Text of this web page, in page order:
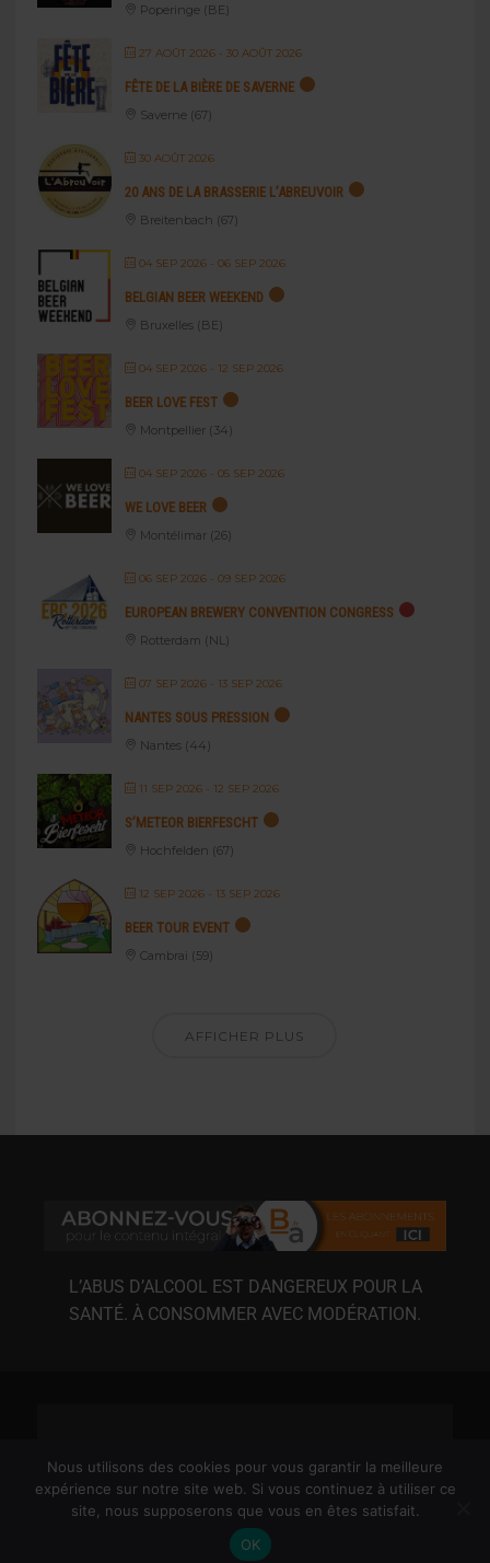
Poperinge (BE)
27 AOÛT 2026- 30 AOÛT 2026
FÊTE DE LA BIÈRE DE SAVERNE
Saverne (67)
30 AOÛT 2026
20 ANS DE LA BRASSERIE L’ABREUVOIR
Breitenbach (67)
04 SEP 2026- 06 SEP 2026
BELGIAN BEER WEEKEND
Bruxelles (BE)
04 SEP 2026- 12 SEP 2026
BEER LOVE FEST
Montpellier (34)
04 SEP 2026- 05 SEP 2026
WE LOVE BEER
Montélimar (26)
06 SEP 2026- 09 SEP 2026
EUROPEAN BREWERY CONVENTION CONGRESS
Rotterdam (NL)
07 SEP 2026- 13 SEP 2026
NANTES SOUS PRESSION
Nantes (44)
11 SEP 2026- 12 SEP 2026
S’METEOR BIERFESCHT
Hochfelden (67)
12 SEP 2026- 13 SEP 2026
BEER TOUR EVENT
Cambrai (59)
AFFICHER PLUS
L’ABUS D’ALCOOL EST DANGEREUX POUR LA
SANTÉ. À CONSOMMER AVEC MODÉRATION.
MENTIONS LÉGALES
© 2020-2026 3XL MÉDIAS / BIÈRE ACTU
Nous utilisons des cookies pour vous garantir la meilleure
expérience sur notre site web. Si vous continuez à utiliser ce
site, nous supposerons que vous en êtes satisfait.
OK